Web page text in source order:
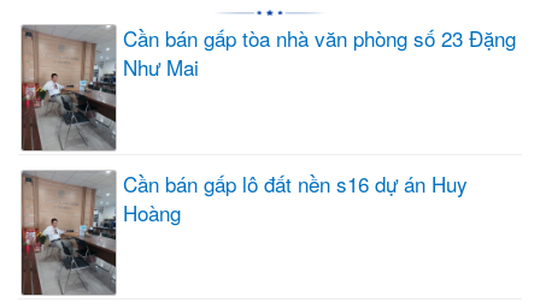
Cần bán gấp tòa nhà văn phòng số 23 Đặng
Như Mai
Cần bán gấp lô đất nền s16 dự án Huy
Hoàng